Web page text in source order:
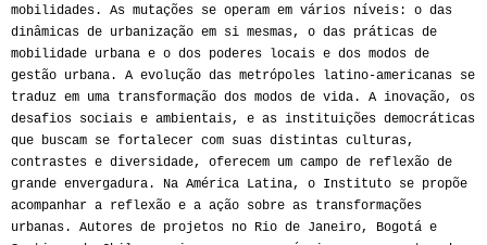
mobilidades. As mutações se operam em vários níveis: o das
dinâmicas de urbanização em si mesmas, o das práticas de
mobilidade urbana e o dos poderes locais e dos modos de
gestão urbana. A evolução das metrópoles latino-americanas se
traduz em uma transformação dos modos de vida. A inovação, os
desafios sociais e ambientais, e as instituições democráticas
que buscam se fortalecer com suas distintas culturas,
contrastes e diversidade, oferecem um campo de reflexão de
grande envergadura. Na América Latina, o Instituto se propõe
acompanhar a reflexão e a ação sobre as transformações
urbanas. Autores de projetos no Rio de Janeiro, Bogotá e